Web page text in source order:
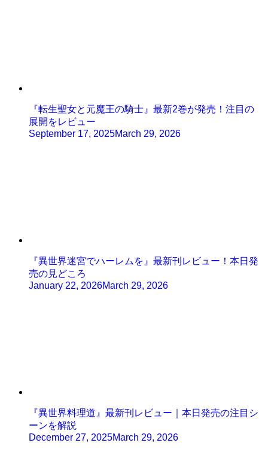
『転生聖女と元魔王の騎士』最新2巻が発売！注目の
展開をレビュー
September 17, 2025March 29, 2026
『異世界迷宮でハーレムを』最新刊レビュー！本日発
売の見どころ
January 22, 2026March 29, 2026
『異世界料理道』最新刊レビュー｜本日発売の注目シ
ーンを解説
December 27, 2025March 29, 2026